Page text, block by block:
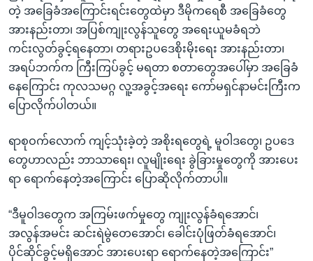
ကျော်
ရန်
တဲ့ အခြေခံအကြောင်းရင်းတွေထဲမှာ ဒီမိုကရေစီ အခြေခံတွေ
အားနည်းတာ၊ အပြစ်ကျုးလွန်သူတွေ အရေးယူမခံရဘဲ
ကင်းလွတ်ခွင့်ရနေတာ၊ တရားဥပဒေစိုးမိုးရေး အားနည်းတာ၊
အရပ်ဘက်က ကြီးကြပ်ခွင့် မရတာ စတာတွေအပေါ်မှာ အခြေခံ
နေကြောင်း ကုလသမဂ္ဂ လူ့အခွင့်အရေး ကော်မရှင်နာမင်းကြီးက
ပြောလိုက်ပါတယ်။
ရာစုဝက်လောက် ကျင့်သုံးခဲ့တဲ့ အစိုးရတွေရဲ့ မူဝါဒတွေ၊ ဥပဒေ
တွေဟာလည်း ဘာသာရေး၊ လူမျိုးရေး ခွဲခြားမှုတွေကို အားပေး
ရာ ရောက်နေတဲ့အကြောင်း ပြောဆိုလိုက်တာပါ။
“ဒီမူဝါဒတွေက အကြမ်းဖက်မှုတွေ ကျုးလွန်ခံရအောင်၊
အလွန်အမင်း ဆင်းရဲမွဲတေအောင်၊ ခေါင်းပုံဖြတ်ခံရအောင်၊
ပိုင်ဆိုင်ခွင့်မရှိအောင် အားပေးရာ ရောက်နေတဲ့အကြောင်း”